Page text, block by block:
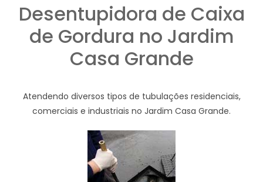
Desentupidora de Caixa
de Gordura no Jardim
Casa Grande
Atendendo diversos tipos de tubulações residenciais,
comerciais e industriais no Jardim Casa Grande.